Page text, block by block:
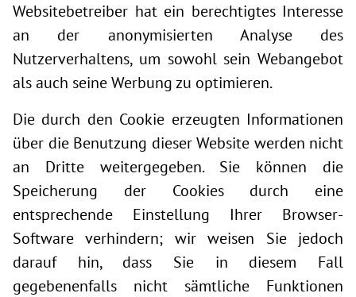
Websitebetreiber hat ein berechtigtes Interesse
an der anonymisierten Analyse des
Nutzerverhaltens, um sowohl sein Webangebot
als auch seine Werbung zu optimieren.
Die durch den Cookie erzeugten Informationen
über die Benutzung dieser Website werden nicht
an Dritte weitergegeben. Sie können die
Speicherung der Cookies durch eine
entsprechende Einstellung Ihrer Browser-
Software verhindern; wir weisen Sie jedoch
darauf hin, dass Sie in diesem Fall
gegebenenfalls nicht sämtliche Funktionen